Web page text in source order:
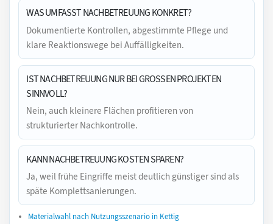
WAS UMFASST NACHBETREUUNG KONKRET?
Dokumentierte Kontrollen, abgestimmte Pflege und
klare Reaktionswege bei Auffälligkeiten.
IST NACHBETREUUNG NUR BEI GROSSEN PROJEKTEN S
INNVOLL?
Nein, auch kleinere Flächen profitieren von
strukturierter Nachkontrolle.
KANN NACHBETREUUNG KOSTEN SPAREN?
Ja, weil frühe Eingriffe meist deutlich günstiger sind als
späte Komplettsanierungen.
Materialwahl nach Nutzungsszenario in Kettig